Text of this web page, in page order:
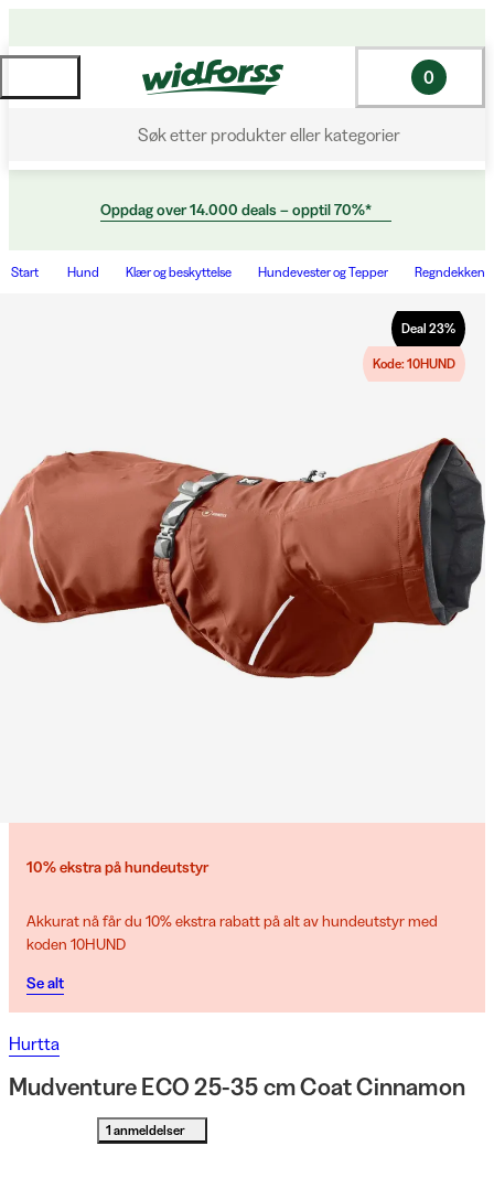
Søk etter produkter eller kategorier
0
Oppdag over 14.000 deals – opptil 70%*
Start Hund Klær og beskyttelse Hundevester og Tepper Regndekken
Deal 23%
Kode: 10HUND
10% ekstra på hundeutstyr
Akkurat nå får du 10% ekstra rabatt på alt av hundeutstyr med
koden 10HUND
Se alt
Hurtta
Mudventure ECO 25-35 cm Coat Cinnamon
1 anmeldelser